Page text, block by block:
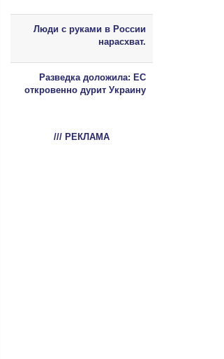
Люди с руками в России
нарасхват.
Разведка доложила: ЕС
откровенно дурит Украину
/// РЕКЛАМА